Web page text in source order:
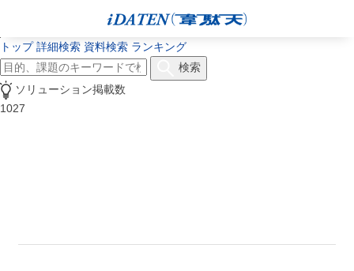
トップ 詳細検索 資料検索 ランキング
検索
ソリューション掲載数
1027